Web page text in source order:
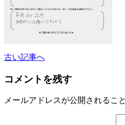
古い記事へ
コメントを残す
メールアドレスが公開されるこ